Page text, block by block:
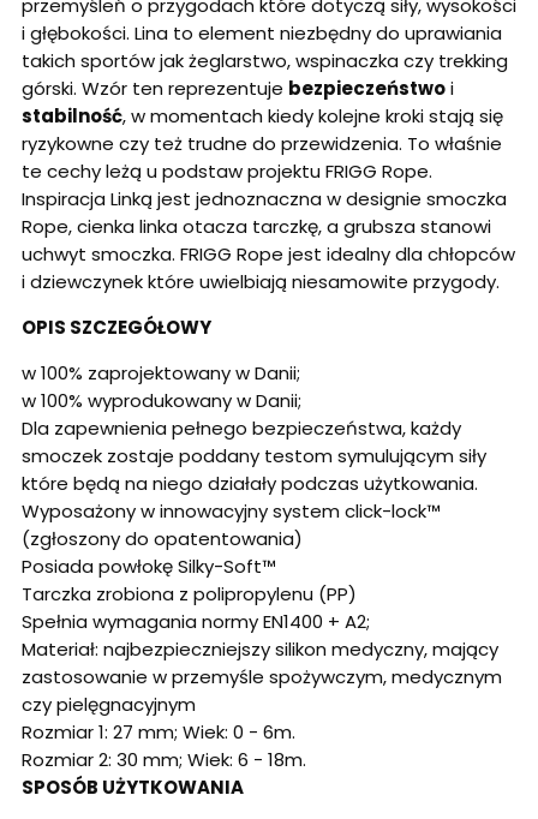
przemyśleń o przygodach które dotyczą siły, wysokości
i głębokości. Lina to element niezbędny do uprawiania
takich sportów jak żeglarstwo, wspinaczka czy trekking
górski. Wzór ten reprezentuje bezpieczeństwoi
stabilność, w momentach kiedy kolejne kroki stają się
ryzykowne czy też trudne do przewidzenia. To właśnie
te cechy leżą u podstaw projektu FRIGG Rope.
Inspiracja Linką jest jednoznaczna w designie smoczka
Rope, cienka linka otacza tarczkę, a grubsza stanowi
uchwyt smoczka. FRIGG Rope jest idealny dla chłopców
i dziewczynek które uwielbiają niesamowite przygody.
OPIS SZCZEGÓŁOWY
w 100% zaprojektowany w Danii;
w 100% wyprodukowany w Danii;
Dla zapewnienia pełnego bezpieczeństwa, każdy
smoczek zostaje poddany testom symulującym siły
które będą na niego działały podczas użytkowania.
Wyposażony w innowacyjny system click-lock™
(zgłoszony do opatentowania)
Posiada powłokę Silky-Soft™
Tarczka zrobiona z polipropylenu (PP)
Spełnia wymagania normy EN1400 + A2;
Materiał: najbezpieczniejszy silikon medyczny, mający
zastosowanie w przemyśle spożywczym, medycznym
czy pielęgnacyjnym
Rozmiar 1: 27 mm; Wiek: 0 - 6m.
Rozmiar 2: 30 mm; Wiek: 6 - 18m.
SPOSÓB UŻYTKOWANIA